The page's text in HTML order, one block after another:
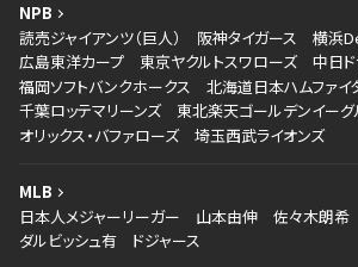
NPB
読売ジャイアンツ（巨人）
阪神タイガース
横浜
広島東洋カープ
東京ヤクルトスワローズ
中日
福岡ソフトバンクホークス
北海道日本ハムファイ
千葉ロッテマリーンズ
東北楽天ゴールデンイーグ
オリックス・バファローズ
埼玉西武ライオンズ
MLB
日本人メジャーリーガー
山本由伸 佐々木朗希
ダルビッシュ有
ドジャース